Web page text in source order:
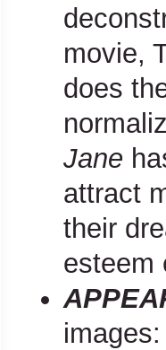
movie,
does
Jane
attract
their
esteem